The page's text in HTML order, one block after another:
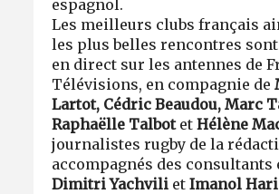
espagnol.
Les meilleurs clubs français
les plus belles rencontres
en direct sur les antennes de
Télévisions, en compagnie de
Lartot, Cédric Beaudou, Marc
Raphaëlle Talbot etHélène
journalistes rugby de la
accompagnés des consultants
Dimitri Yachvili etImanol